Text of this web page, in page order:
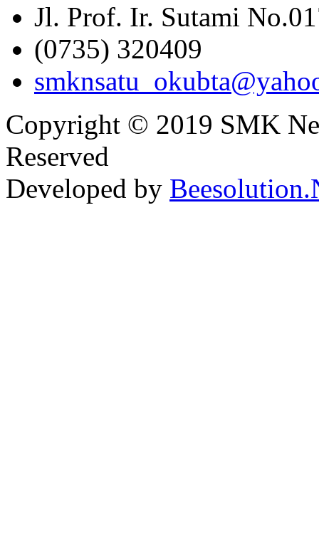
Jl. Prof. Ir. Sutami
(0735) 320409
Copyright © 2019 SMK
Reserved
Developed by